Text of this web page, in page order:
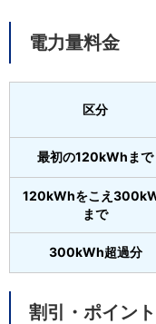
電力量料金
区分
最初の120kWhまで
120kWhをこえ
まで
300kWh超過分
割引・ポイン